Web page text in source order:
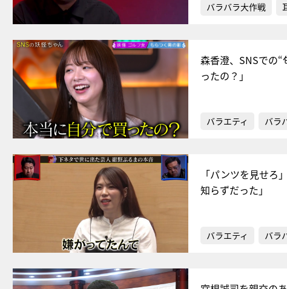
バラバラ大作戦
森香澄、SNSでの
ったの？」
バラエティ バラ
「パンツを見せろ
知らずだった」
バラエティ バラ